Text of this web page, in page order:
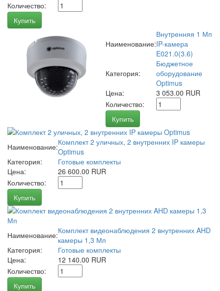
Количество:
Купить
Наименование:
Внутренняя 1 Мп
IP-камера
E021.0(3.6)
Категория:
Бюджетное
оборудование
Optimus
Цена:
3 053.00 RUR
Количество:
Купить
Наименование:Комплект 2 уличных, 2 внутренних IP камеры
Optimus
Категория:
Готовые комплекты
Цена:
26 600.00 RUR
Количество:
Купить
Наименование:Комплект видеонаблюдения 2 внутренних AHD
камеры 1,3 Мп
Категория:
Готовые комплекты
Цена:
12 140.00 RUR
Количество:
Купить